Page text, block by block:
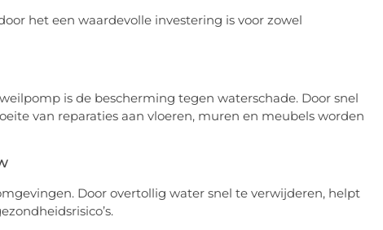
het een waardevolle investering is voor zowel
is de bescherming tegen waterschade. Door snel
van reparaties aan vloeren, muren en meubels worden
Door overtollig water snel te verwijderen, helpt